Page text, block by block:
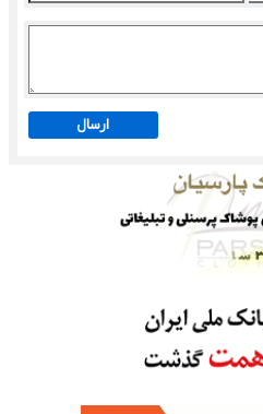
ارسال